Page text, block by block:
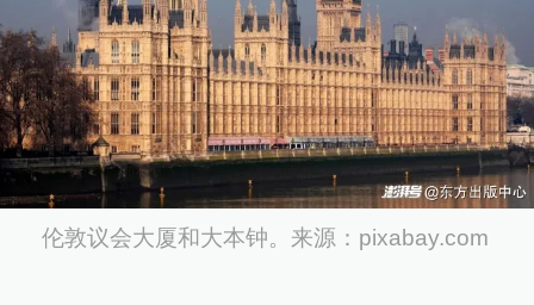
伦敦议会大厦和大本钟。来源：pixabay.com